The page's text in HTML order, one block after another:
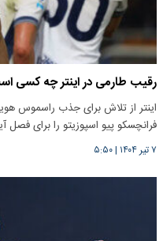
رقیب طارمی در اینتر چه کسی
اینتر از تلاش برای جذب راسموس
فرانچسکو پیو اسپوزیتو را برای
۷ تیر ۱۴۰۴ |۵:۵۰